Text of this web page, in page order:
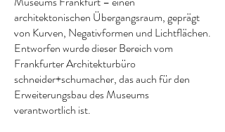
architektonischen Übergangsraum, geprägt
von Kurven, Negativformen und Lichtflächen.
Entworfen wurde dieser Bereich vom
Frankfurter Architekturbüro
schneider+schumacher, das auch für den
Erweiterungsbau des Museums
verantwortlich ist.